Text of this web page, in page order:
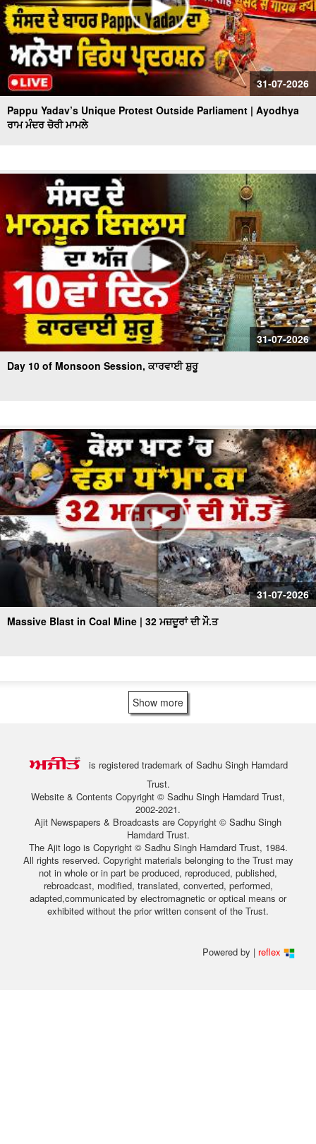
31-07-2026
Pappu Yadav’s Unique Protest Outside Parliament | Ayodhya
ਰਾਮ ਮੰਦਰ ਚੋਰੀ ਮਾਮਲੇ
31-07-2026
Day 10 of Monsoon Session, ਕਾਰਵਾਈ ਸ਼ੁਰੂ
31-07-2026
Massive Blast in Coal Mine | 32 ਮਜ਼ਦੂਰਾਂ ਦੀ ਮੌ.ਤ
Show more
is registered trademark of Sadhu Singh Hamdard
Trust.
Website & Contents Copyright © Sadhu Singh Hamdard Trust,
2002-2021.
Ajit Newspapers & Broadcasts are Copyright © Sadhu Singh
Hamdard Trust.
The Ajit logo is Copyright © Sadhu Singh Hamdard Trust, 1984.
All rights reserved. Copyright materials belonging to the Trust may
not in whole or in part be produced, reproduced, published,
rebroadcast, modified, translated, converted, performed,
adapted,communicated by electromagnetic or optical means or
exhibited without the prior written consent of the Trust.
Powered by | reflex